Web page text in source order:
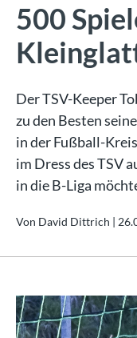
500
Der TSV-Keeper
zu den Besten
in der Fußball-
im Dress des TSV
in die B-Liga
Von David Dittrich |